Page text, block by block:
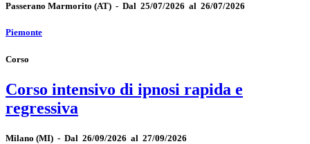
Passerano Marmorito (AT) - Dal 25/07/2026 al 26/07/2026
Piemonte
Corso
Corso intensivo di ipnosi rapida e
regressiva
Milano (MI) - Dal 26/09/2026 al 27/09/2026